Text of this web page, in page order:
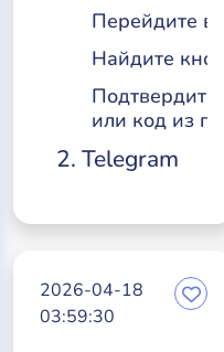
Перейдите в
Найдите
Подтвердите
или код из
2. Telegram
Перейдите по
ссылке:
Введите
2026-04-18
03:59:30